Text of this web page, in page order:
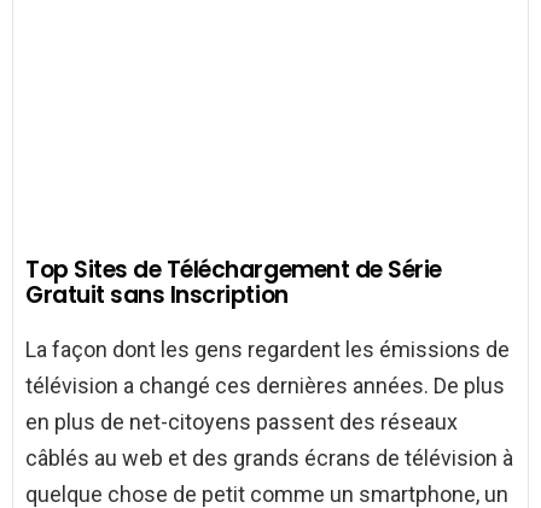
Top Sites de Téléchargement de Série
Gratuit sans Inscription
La façon dont les gens regardent les émissions de
télévision a changé ces dernières années. De plus
en plus de net-citoyens passent des réseaux
câblés au web et des grands écrans de télévision à
quelque chose de petit comme un smartphone, un